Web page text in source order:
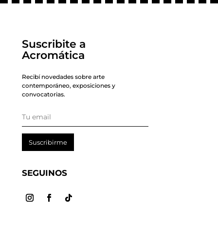
Suscribite a
Acromática
Recibí novedades sobre arte
contemporáneo, exposiciones y
convocatorias.
Suscribirme
SEGUINOS